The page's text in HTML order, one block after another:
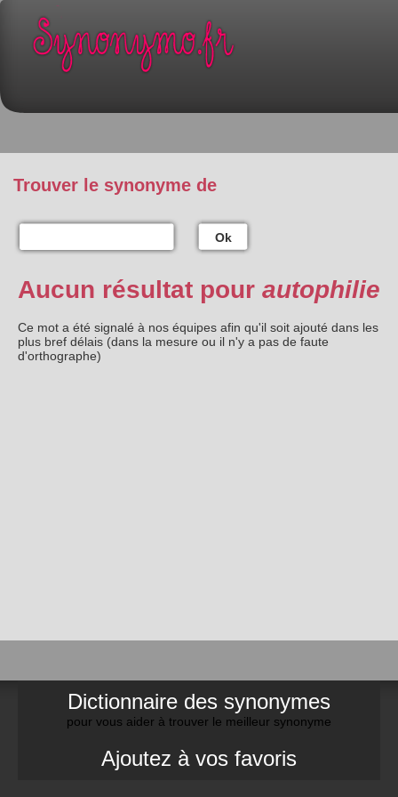
Trouver le synonyme de
Ok
Aucun résultat pour autophilie
Ce mot a été signalé à nos équipes afin qu'il soit ajouté dans les
plus bref délais (dans la mesure ou il n'y a pas de faute
d'orthographe)
Dictionnaire des synonymes
pour vous aider à trouver le meilleur synonyme
Ajoutez à vos favoris